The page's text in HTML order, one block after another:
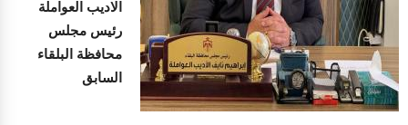
الاديب العواملة
رئيس مجلس
محافظة البلقاء
السابق